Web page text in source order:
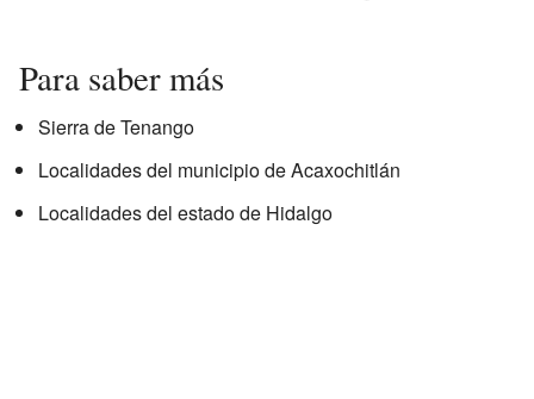
Para saber más
Sierra de Tenango
Localidades del municipio de Acaxochitlán
Localidades del estado de Hidalgo